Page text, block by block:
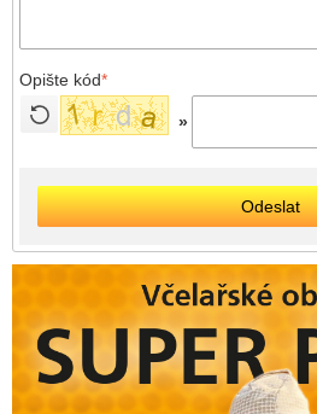
Opište kód*
»
Odeslat